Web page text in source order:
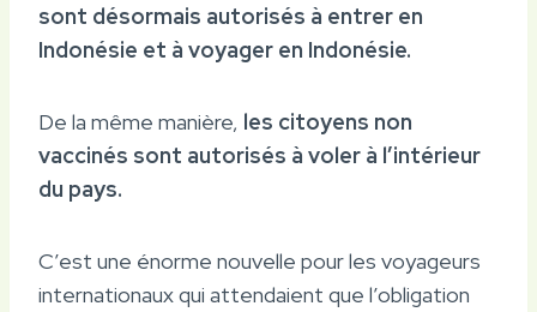
sont désormais autorisés à entrer en
Indonésie et à voyager en Indonésie.
De la même manière, les citoyens non
vaccinés sont autorisés à voler à l’intérieur
du pays.
C’est une énorme nouvelle pour les voyageurs
internationaux qui attendaient que l’obligation